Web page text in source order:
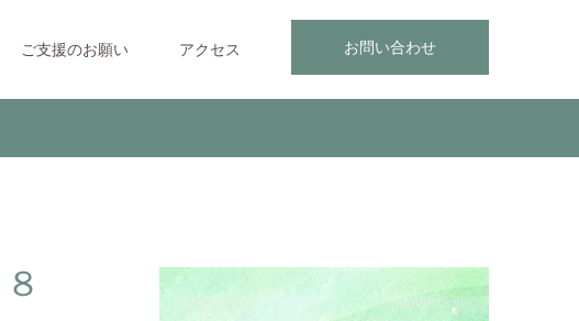
お問い合わせ
ご支援のお願い アクセス